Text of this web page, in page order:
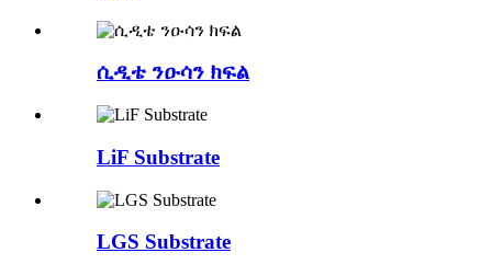
ሲዲቴ ንዑሳን ክፍል
LiF Substrate
LGS Substrate